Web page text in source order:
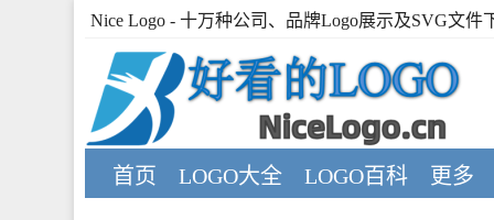
Nice Logo - 十万种公司、品牌Logo展示及SVG文件
首页 LOGO大全 LOGO百科 更多